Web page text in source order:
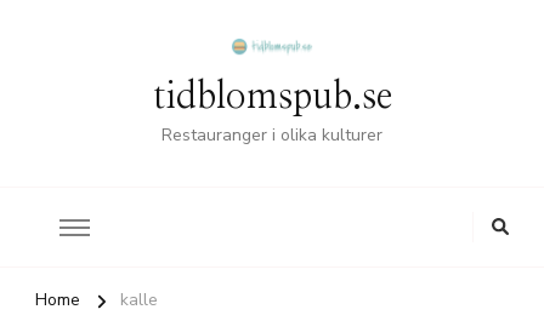
tidblomspub.se
Restauranger i olika kulturer
Home kalle